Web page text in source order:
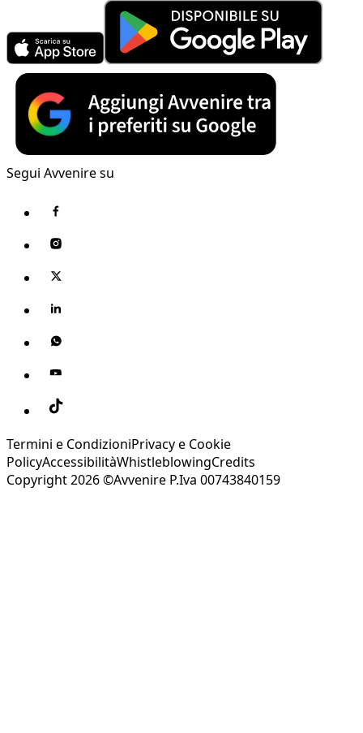
Segui Avvenire su
Termini e CondizioniPrivacy e Cookie
PolicyAccessibilitàWhistleblowingCredits
Copyright 2026 ©Avvenire P.Iva 00743840159